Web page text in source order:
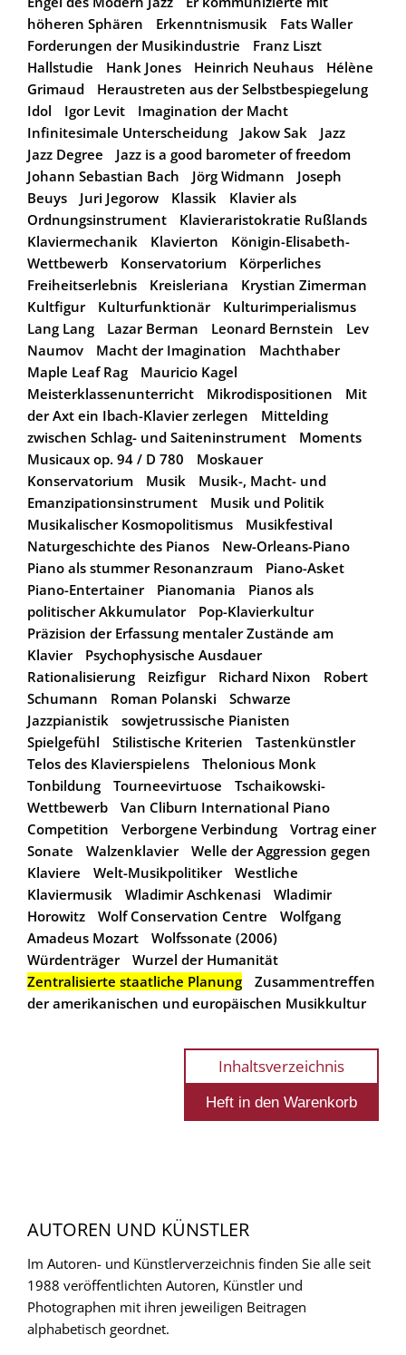
höheren Sphären
Erkenntnismusik
Fats Waller
Forderungen der Musikindustrie
Franz Liszt
Hallstudie
Hank Jones Heinrich Neuhaus
Hélène
Grimaud
Heraustreten aus der Selbstbespiegelung
Idol
Igor Levit
Imagination der Macht
Infinitesimale Unterscheidung
Jakow Sak
Jazz
Jazz Degree
Jazz is a good barometer of freedom
Johann Sebastian Bach
Jörg Widmann
Joseph
Beuys
Juri Jegorow Klassik
Klavier als
Ordnungsinstrument
Klavieraristokratie Rußlands
Klaviermechanik
Klavierton
Königin-Elisabeth-
Wettbewerb
Konservatorium
Körperliches
Freiheitserlebnis
Kreisleriana
Krystian Zimerman
Kultfigur
Kulturfunktionär
Kulturimperialismus
Lang Lang
Lazar Berman Leonard Bernstein
Lev
Naumov
Macht der Imagination
Machthaber
Maple Leaf Rag
Mauricio Kagel
Meisterklassenunterricht
Mikrodispositionen
Mit
der Axt ein Ibach-Klavier zerlegen
Mittelding
zwischen Schlag- und Saiteninstrument
Moments
Musicaux op. 94 / D 780
Moskauer
Konservatorium
Musik
Musik-, Macht- und
Emanzipationsinstrument
Musik und Politik
Musikalischer Kosmopolitismus
Musikfestival
Naturgeschichte des Pianos
New-Orleans-Piano
Piano als stummer Resonanzraum
Piano-Asket
Piano-Entertainer
Pianomania
Pianos als
politischer Akkumulator
Pop-Klavierkultur
Präzision der Erfassung mentaler Zustände am
Klavier
Psychophysische Ausdauer
Rationalisierung
Reizfigur Richard Nixon
Robert
Schumann
Roman Polanski
Schwarze
Jazzpianistik
sowjetrussische Pianisten
Spielgefühl
Stilistische Kriterien
Tastenkünstler
Telos des Klavierspielens
Thelonious Monk
Tonbildung
Tourneevirtuose
Tschaikowski-
Wettbewerb
Van Cliburn International Piano
Competition
Verborgene Verbindung
Vortrag einer
Sonate
Walzenklavier
Welle der Aggression gegen
Klaviere
Welt-Musikpolitiker
Westliche
Klaviermusik
Wladimir Aschkenasi
Wladimir
Horowitz
Wolf Conservation Centre
Wolfgang
Amadeus Mozart
Wolfssonate (2006)
Würdenträger
Wurzel der Humanität
Zentralisierte staatliche Planung
Zusammentreffen
der amerikanischen und europäischen Musikkultur
Inhaltsverzeichnis
AUTOREN UND KÜNSTLER
Im Autoren- und Künstlerverzeichnis finden Sie alle seit
1988 veröffentlichten Autoren, Künstler und
Photographen mit ihren jeweiligen Beitragen
alphabetisch geordnet.